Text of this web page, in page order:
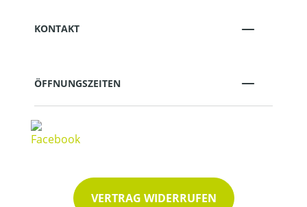
KONTAKT
ÖFFNUNGSZEITEN
VERTRAG WIDERRUFEN